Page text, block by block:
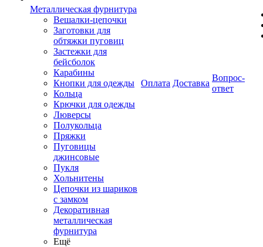
Металлическая фурнитура
Вешалки-цепочки
Заготовки для
обтяжки пуговиц
Застежки для
бейсболок
Карабины
Кнопки для одежды
Кольца
Крючки для одежды
Люверсы
Полукольца
Пряжки
Пуговицы
джинсовые
Пукля
Хольнитены
Цепочки из шариков
с замком
Декоративная
металлическая
фурнитура
Ещё
Оплата Доставка
Вопрос-
ответ